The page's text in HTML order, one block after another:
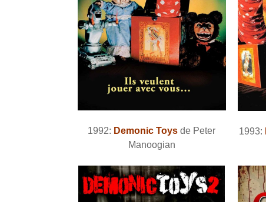
1992: Demonic Toys de Peter
Manoogian
1993: